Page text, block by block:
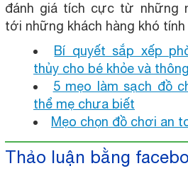
đánh giá tích cực từ những
tới những khách hàng khó tính
Bí quyết sắp xếp
thủy cho bé khỏe và
5 mẹo làm sạch đồ
thể mẹ chưa biết
Mẹo chọn đồ chơi an
Thảo luận bằng